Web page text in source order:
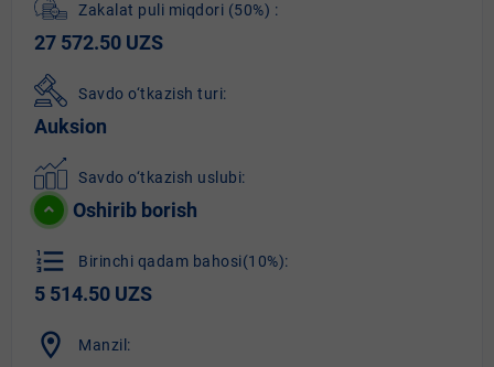
Zakalat puli miqdori (50%) :
27 572.50 UZS
Savdo o‘tkazish turi:
Auksion
Savdo o‘tkazish uslubi:
Oshirib borish
format_list_numbered Birinchi qadam bahosi(10%):
5 514.50 UZS
location_on Manzil: